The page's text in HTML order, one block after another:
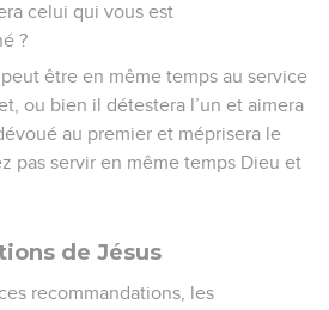
celui qui vous est
?
être en même temps au service
ou bien il détestera l’un et aimera
au premier et méprisera le
pas servir en même temps Dieu et
de Jésus
recommandations, les